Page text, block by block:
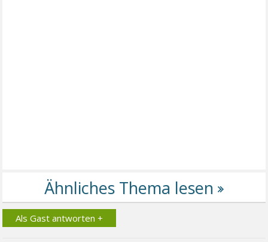
Als Gast antworten +